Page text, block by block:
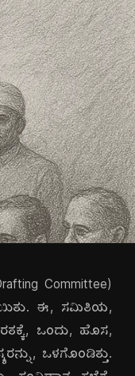
Committee)
ಈ, ಸಮಿತಿಯ,
ಒಂದು, ಹೊಸ,
ಒಳಗೊಂಡಿತ್ತು.